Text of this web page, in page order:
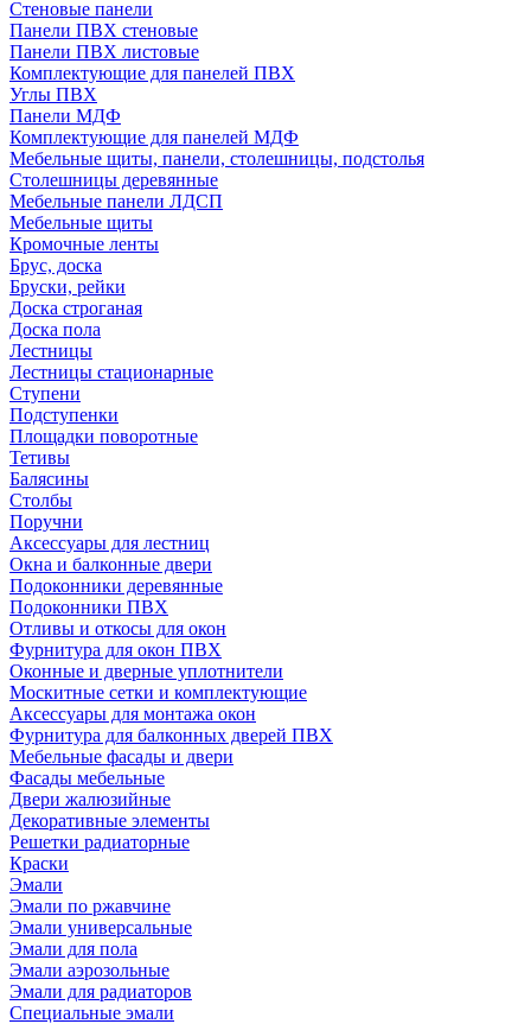
Стеновые панели
Панели ПВХ стеновые
Панели ПВХ листовые
Комплектующие для панелей ПВХ
Углы ПВХ
Панели МДФ
Комплектующие для панелей МДФ
Мебельные щиты, панели, столешницы, подстолья
Столешницы деревянные
Мебельные панели ЛДСП
Мебельные щиты
Кромочные ленты
Брус, доска
Бруски, рейки
Доска строганая
Доска пола
Лестницы
Лестницы стационарные
Ступени
Подступенки
Площадки поворотные
Тетивы
Балясины
Столбы
Поручни
Аксессуары для лестниц
Окна и балконные двери
Подоконники деревянные
Подоконники ПВХ
Отливы и откосы для окон
Фурнитура для окон ПВХ
Оконные и дверные уплотнители
Москитные сетки и комплектующие
Аксессуары для монтажа окон
Фурнитура для балконных дверей ПВХ
Мебельные фасады и двери
Фасады мебельные
Двери жалюзийные
Декоративные элементы
Решетки радиаторные
Краски
Эмали
Эмали по ржавчине
Эмали универсальные
Эмали для пола
Эмали аэрозольные
Эмали для радиаторов
Специальные эмали